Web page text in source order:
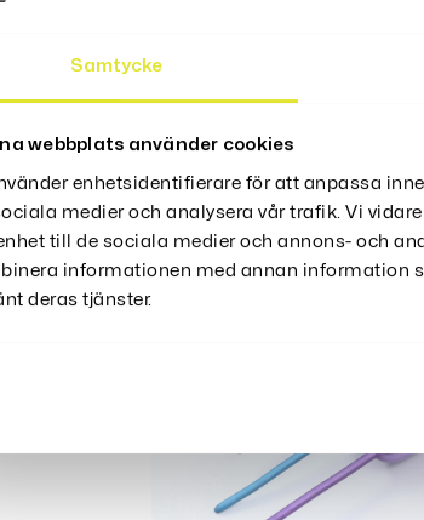
Samtycke
webbplats använder cookies
enhetsidentifierare för att anpassa
medier och analysera vår trafik. Vi
till de sociala medier och annons- och
informationen med annan information
deras tjänster.
Produkter